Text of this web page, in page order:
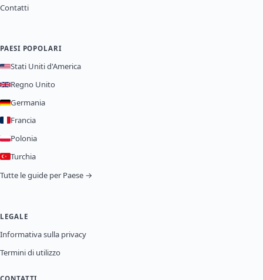
Contatti
PAESI POPOLARI
Stati Uniti d'America
Regno Unito
Germania
Francia
Polonia
Turchia
Tutte le guide per Paese →
LEGALE
Informativa sulla privacy
Termini di utilizzo